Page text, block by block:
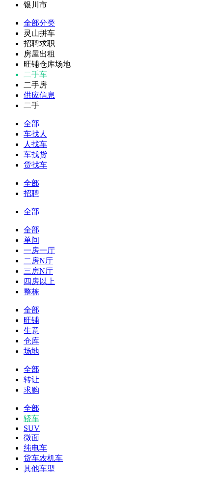
银川市
全部分类
灵山拼车
招聘求职
房屋出租
旺铺仓库场地
二手车
二手房
供应信息
二手
全部
车找人
人找车
车找货
货找车
全部
招聘
全部
全部
单间
一房一厅
二房N厅
三房N厅
四房以上
整栋
全部
旺铺
生意
仓库
场地
全部
转让
求购
全部
轿车
SUV
微面
纯电车
货车农机车
其他车型